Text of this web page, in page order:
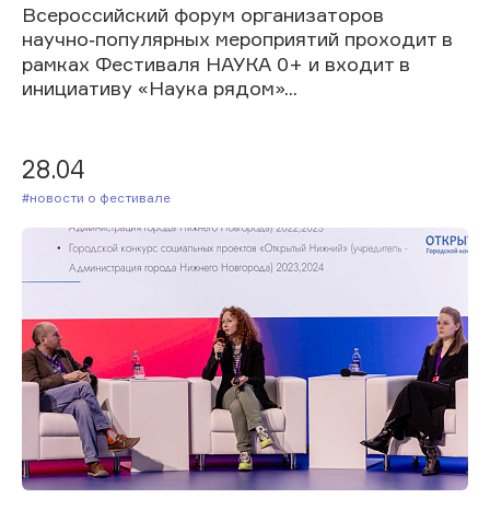
Всероссийский форум организаторов
научно‑популярных мероприятий проходит в
рамках Фестиваля НАУКА 0+ и входит в
инициативу «Наука рядом»...
28.04
#Новости о фестивале